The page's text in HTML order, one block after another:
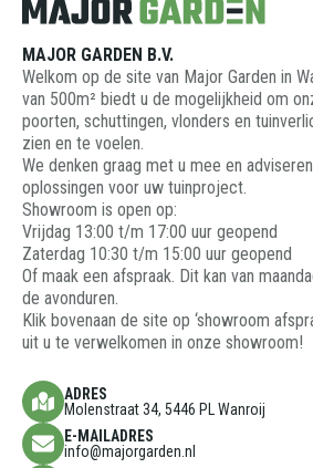
MAJOR GARDEN B.V.
Welkom op de site van Major Garden in
van 500m² biedt u de mogelijkheid om
poorten, schuttingen, vlonders en
zien en te voelen.
We denken graag met u mee en
oplossingen voor uw tuinproject.
Showroom is open op:
Vrijdag 13:00 t/m 17:00 uur geopend
Zaterdag 10:30 t/m 15:00 uur geopend
Of maak een afspraak. Dit kan van
de avonduren.
Klik bovenaan de site op ‘showroom
uit u te verwelkomen in onze showroom!
ADRES
Molenstraat 34, 5446 PL Wanroij
E-MAILADRES
info@majorgarden.nl